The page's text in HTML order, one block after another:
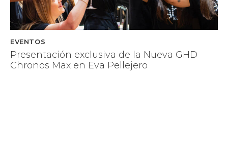
EVENTOS
Presentación exclusiva de la Nueva GHD
Chronos Max en Eva Pellejero